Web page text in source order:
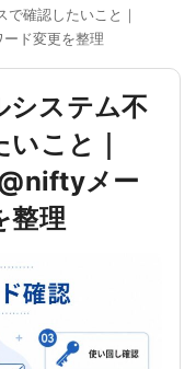
確認したいこと｜
ド変更を整理
システム不
こと｜
メー
整理